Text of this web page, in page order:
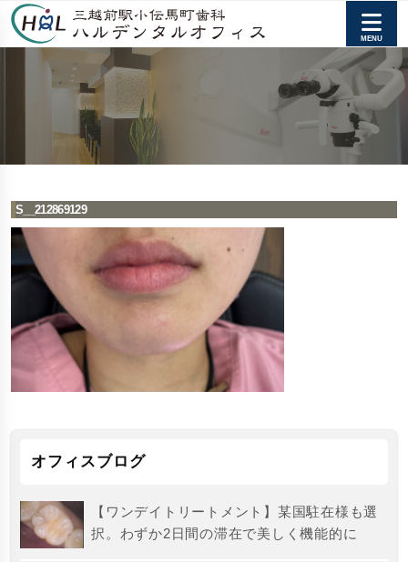
S__212869129
オフィスブログ
【ワンデイトリートメント】某国駐在様も選
択。わずか2日間の滞在で美しく機能的に